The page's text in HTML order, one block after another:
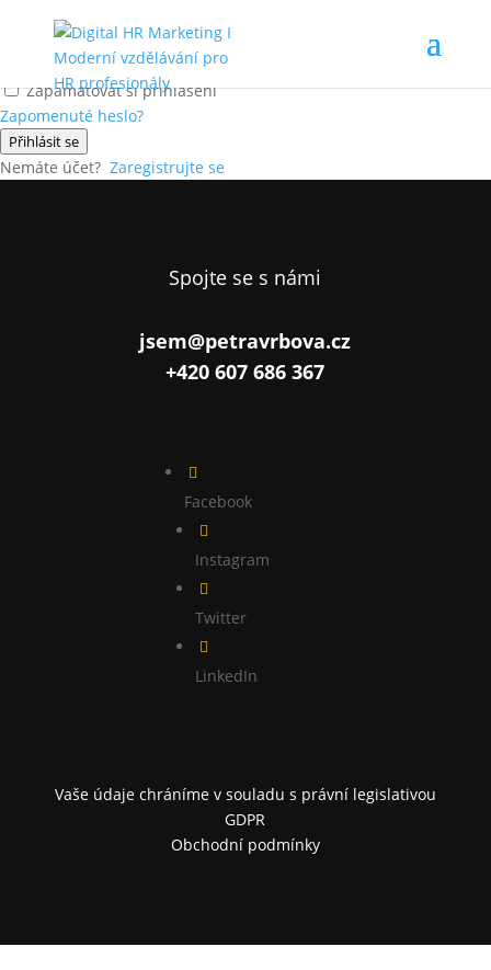
Zapamatovat si přihlášení
Zapomenuté heslo?
Přihlásit se
Nemáte účet? Zaregistrujte se
Spojte se s námi
jsem@petravrbova.cz
+420 607 686 367

Facebook

Instagram

Twitter

LinkedIn
Vaše údaje chráníme v souladu s právní legislativou
GDPR
Obchodní podmínky